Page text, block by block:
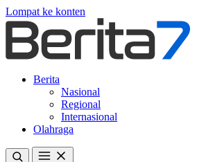
Lompat ke konten
Berita
Nasional
Regional
Internasional
Olahraga